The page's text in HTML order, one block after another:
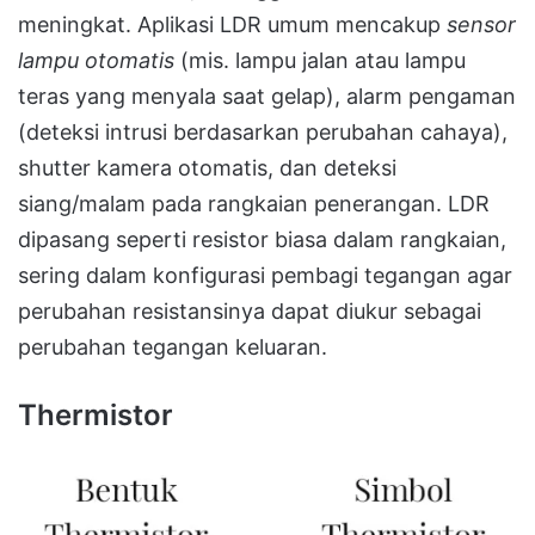
meningkat. Aplikasi LDR umum mencakup sensor
lampu otomatis (mis. lampu jalan atau lampu
teras yang menyala saat gelap), alarm pengaman
(deteksi intrusi berdasarkan perubahan cahaya),
shutter kamera otomatis, dan deteksi
siang/malam pada rangkaian penerangan. LDR
dipasang seperti resistor biasa dalam rangkaian,
sering dalam konfigurasi pembagi tegangan agar
perubahan resistansinya dapat diukur sebagai
perubahan tegangan keluaran.
Thermistor